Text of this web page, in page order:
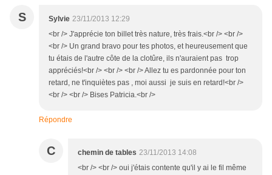
S Sylvie 23/11/2013 12:29
<br /> J'apprécie ton billet très nature, très frais.<br /> <br />
<br /> Un grand bravo pour tes photos, et heureusement que
tu étais de l'autre côte de la clotûre, ils n'auraient pas trop
appréciés!<br /> <br /> <br /> Allez tu es pardonnée pour ton
retard, ne t'inquiètes pas , moi aussi je suis en retard!<br />
<br /> <br /> Bises Patricia.<br />
Répondre
C chemin de tables 23/11/2013 14:08
<br /> <br /> oui j'étais contente qu'il y ai le fil même